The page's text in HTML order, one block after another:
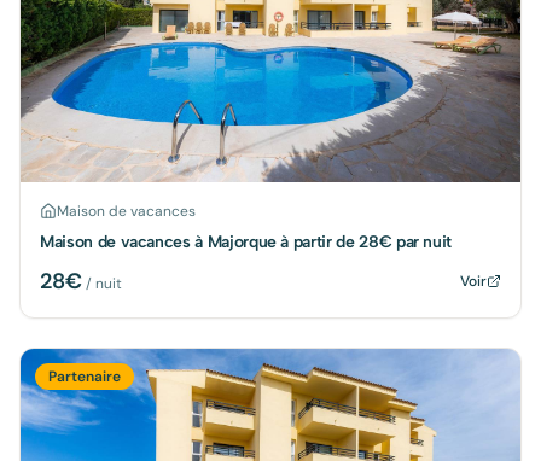
Maison de vacances
Maison de vacances à Majorque à partir de 28€ par nuit
28€/ nuit Voir
Partenaire